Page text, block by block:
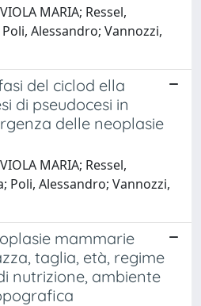
MARIA; Ressel,
Alessandro; Vannozzi,
del ciclod ella
di pseudocesi in
delle neoplasie
MARIA; Ressel,
Poli, Alessandro; Vannozzi,
mammarie
taglia, età, regime
nutrizione, ambiente